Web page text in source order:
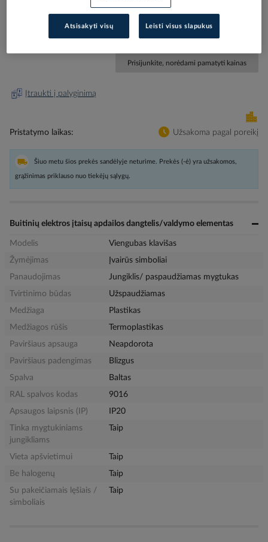
Elektrobalt prekės kodas
3606485094793
Gamintojo prekės kodas
MTN432825
Prisijunkite, norėdami pamatyti kainas
Įtraukti į palyginimą
Pristatymo laikas Užsakoma pagal poreikį
Šiuo metu šios prekės sandėlyje neturime. Prekės (-ė) yra užsakomos,
grąžinimas priklauso nuo tiekėjų sąlygų.
Buitinių elektros įtaisų apdailos dangtelis/valdymo elementas
Modelis
Viengubas klavišas
Žymėjimas
Įvairūs simboliai
Panaudojimas
Jungiklis/ paspaudžiamas mygtukas
Tvirtinimo būdas
Užspaudžiamas
Medžiaga
Plastikas
Medžiagos rūšis
Termoplastikas
Paviršiaus apsauga
Neapdorota
Paviršiaus padengimas
Blizgus
Spalva
Baltas
RAL spalvos kodas
9016
Apsaugos laipsnis (IP)
IP20
Tinka mygtukiniams
jungikliams
Taip
Vieta apšvietimui
Taip
Be halogenų
Taip
Su pakeičiamais lęšiais /
simboliais
Taip
Atsisakyti visų Leisti visus slapukus